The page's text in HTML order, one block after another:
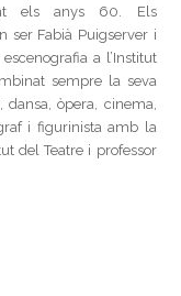
els anys 60. Els
ser Fabià Puigserver i
a l’Institut
sempre la seva
òpera, cinema,
i figurinista amb la
del Teatre i professor